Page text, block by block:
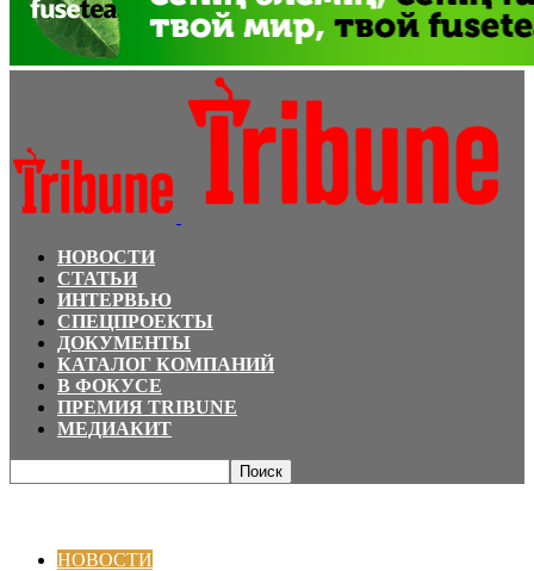
НОВОСТИ
СТАТЬИ
ИНТЕРВЬЮ
СПЕЦПРОЕКТЫ
ДОКУМЕНТЫ
КАТАЛОГ КОМПАНИЙ
В ФОКУСЕ
ПРЕМИЯ TRIBUNE
МЕДИАКИТ
НОВОСТИ